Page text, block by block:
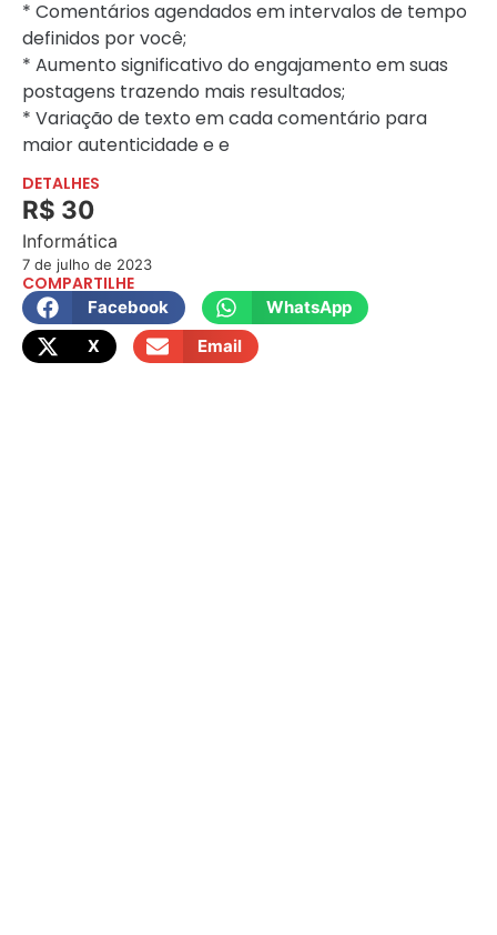
* Comentários agendados em intervalos de tempo
definidos por você;
* Aumento significativo do engajamento em suas
postagens trazendo mais resultados;
* Variação de texto em cada comentário para
maior autenticidade e e
DETALHES
R$ 30
Informática
7 de julho de 2023
COMPARTILHE
Facebook
WhatsApp
X
Email